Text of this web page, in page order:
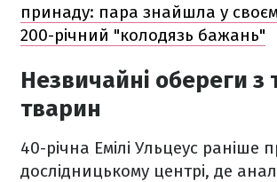
принаду: пара знайшла у
200-річний "колодязь бажань"
Незвичайні обереги з
тварин
40-річна Емілі Ульцеус раніше
дослідницькому центрі, де